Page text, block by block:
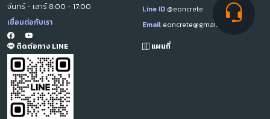
จันทร์ - เสาร์ 8:00 - 17:00
เชื่อมต่อกับเรา
Line ID @eoncrete
Email eoncrete@gmail.com
ติดต่อทาง LINE
แผนที่